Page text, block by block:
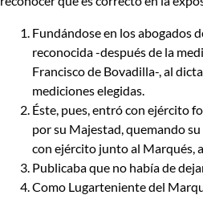
Fundándose en los abogados
reconocida -después de la
Francisco de Bovadilla-, al
mediciones elegidas.
Éste, pues, entró con ejército
por su Majestad, quemando
con ejército junto al Marqués,
Publicaba que no había de
Como Lugarteniente del